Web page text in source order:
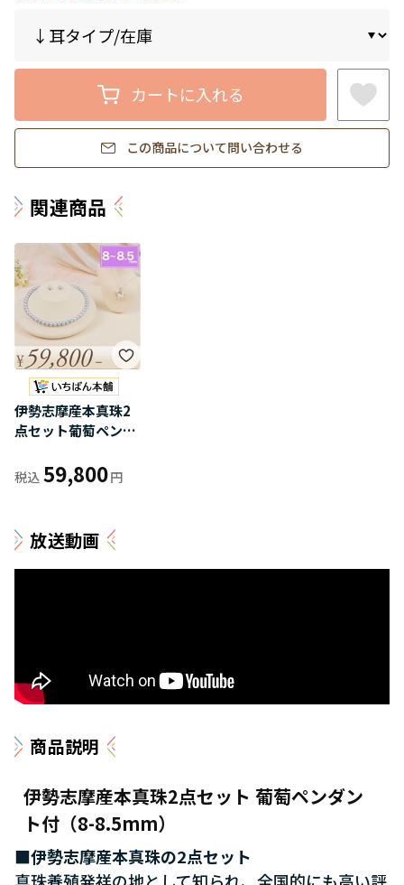
カートに入れる
この商品について問い合わせる
関連商品
伊勢志摩産本真珠2
点セット葡萄ペンダ
グレー）59,800
放送動画
商品説明
伊勢志摩産本真珠2点セット 葡萄ペンダン
ト付（8-8.5mm）
■伊勢志摩産本真珠の2点セット
真珠養殖発祥の地として知られ、全国的にも高い評